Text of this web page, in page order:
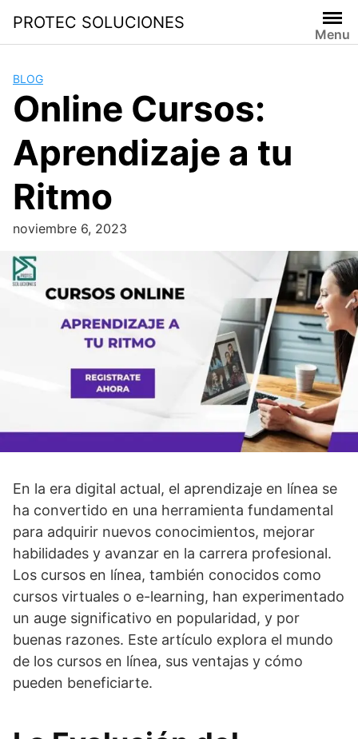
PROTEC SOLUCIONES
Menu
BLOG
Online Cursos:
Aprendizaje a tu
Ritmo
noviembre 6, 2023
En la era digital actual, el aprendizaje en línea se
ha convertido en una herramienta fundamental
para adquirir nuevos conocimientos, mejorar
habilidades y avanzar en la carrera profesional.
Los cursos en línea, también conocidos como
cursos virtuales o e-learning, han experimentado
un auge significativo en popularidad, y por
buenas razones. Este artículo explora el mundo
de los cursos en línea, sus ventajas y cómo
pueden beneficiarte.